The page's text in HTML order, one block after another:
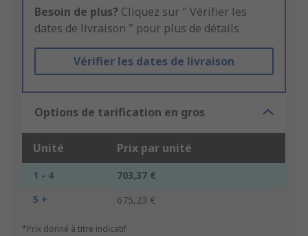
Besoin de plus? Cliquez sur " Vérifier les
dates de livraison " pour plus de détails
Vérifier les dates de livraison
Options de tarification en gros
Unité Prix par unité
1 - 4
703,37 €
5 +
675,23 €
*Prix donné à titre indicatif